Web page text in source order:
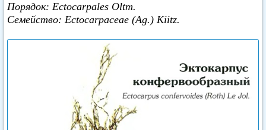
Порядок: Ectocarpales Oltm.
Семейство: Ectocarpaceae (Ag.) Kiitz.